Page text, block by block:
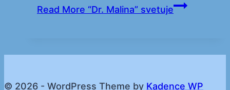
Read More “Dr. Malina” svetuje
© 2026 - WordPress Theme by Kadence WP